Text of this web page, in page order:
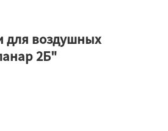
для воздушных
2Б"